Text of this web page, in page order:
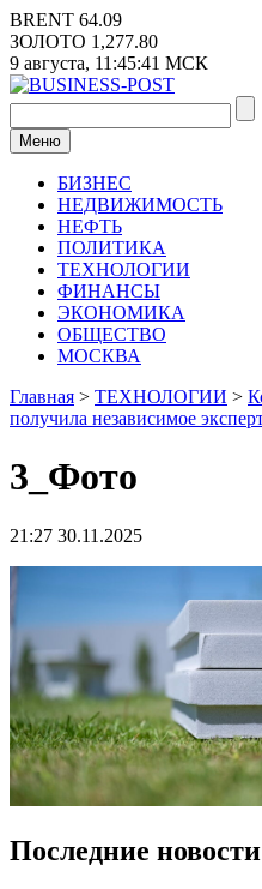
Перейти
к
содержимому
BRENT 64.09
ЗОЛОТО 1,277.80
9 августа, 11:45:41 МСК
Меню
БИЗНЕС
НЕДВИЖИМОСТЬ
НЕФТЬ
ПОЛИТИКА
ТЕХНОЛОГИИ
ФИНАНСЫ
ЭКОНОМИКА
ОБЩЕСТВО
МОСКВА
Главная > ТЕХНОЛОГИИ >
получила независимое
3_Фото
21:27 30.11.2025
Последние новости